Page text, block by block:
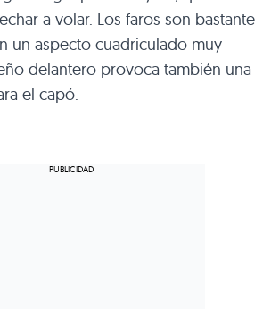
a volar. Los faros son bastante
un aspecto cuadriculado muy
delantero provoca también una
el capó.